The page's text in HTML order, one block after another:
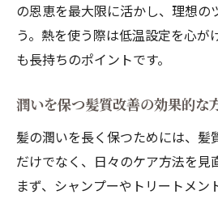
の恩恵を最大限に活かし、理想の
う。熱を使う際は低温設定を心が
も長持ちのポイントです。
潤いを保つ髪質改善の効果的な
髪の潤いを長く保つためには、髪
だけでなく、日々のケア方法を見
まず、シャンプーやトリートメン